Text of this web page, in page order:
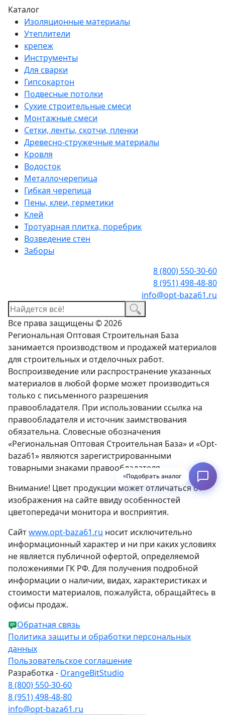
Каталог
Изоляционные материалы
Утеплители
крепеж
Инструменты
Для сварки
Гипсокартон
Подвесные потолки
Сухие строительные смеси
Монтажные смеси
Сетки, ленты, скотчи, пленки
Древесно-стружечные материалы
Кровля
Водосток
Металлочерепица
Гибкая черепица
Пены, клеи, герметики
Клей
Тротуарная плитка, поребрик
Возведение стен
Заборы
8 (800) 550-30-60
8 (951) 498-48-80
info@opt-baza61.ru
Все права защищены © 2026
Региональная Оптовая Строительная База
занимается производством и продажей материалов
для строительных и отделочных работ.
Воспроизведение или распространение указанных
материалов в любой форме может производиться
только с письменного разрешения
правообладателя. При использовании ссылка на
правообладателя и источник заимствования
обязательна. Словесные обозначения
«Региональная Оптовая Строительная База» и «Opt-
baza61» являются зарегистрированными
товарными знаками правообладателя.
Внимание! Цвет продукции может отличаться от
изображения на сайте ввиду особенностей
цветопередачи монитора и восприятия.
Сайтwww.opt-baza61.ru носит исключительно
информационный характер и ни при каких условиях
не является публичной офертой, определяемой
положениями ГК РФ. Для получения подробной
информации о наличии, видах, характеристиках и
стоимости материалов, пожалуйста, обращайтесь в
офисы продаж.
Обратная связь
Политика защиты и обработки персональных
данных
Пользовательское соглашение
Разработка - OrangeBitStudio
8 (800) 550-30-60
8 (951) 498-48-80
info@opt-baza61.ru
Подобрать аналог